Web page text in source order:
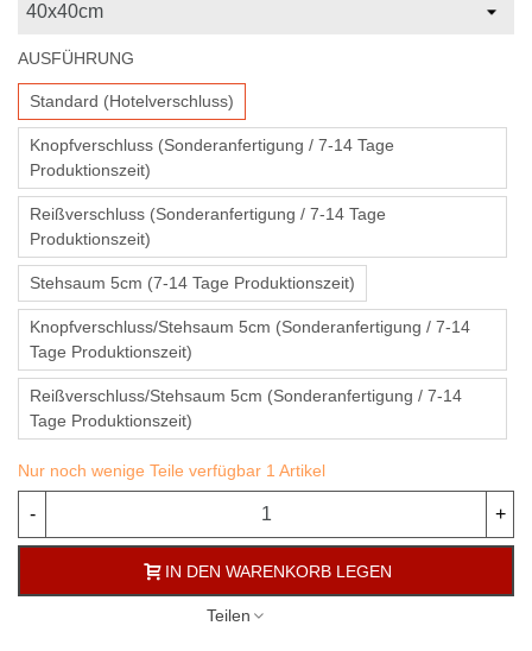
AUSFÜHRUNG
Standard (Hotelverschluss)
Knopfverschluss (Sonderanfertigung / 7-14 Tage
Produktionszeit)
Reißverschluss (Sonderanfertigung / 7-14 Tage
Produktionszeit)
Stehsaum 5cm (7-14 Tage Produktionszeit)
Knopfverschluss/Stehsaum 5cm (Sonderanfertigung / 7-14
Tage Produktionszeit)
Reißverschluss/Stehsaum 5cm (Sonderanfertigung / 7-14
Tage Produktionszeit)
Nur noch wenige Teile verfügbar 1 Artikel
- +
IN DEN WARENKORB LEGEN
Teilen